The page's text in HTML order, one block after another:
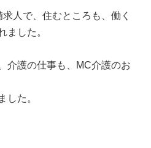
人で、住むところも、働く
ました。
介護の仕事も、MC介護のお
した。